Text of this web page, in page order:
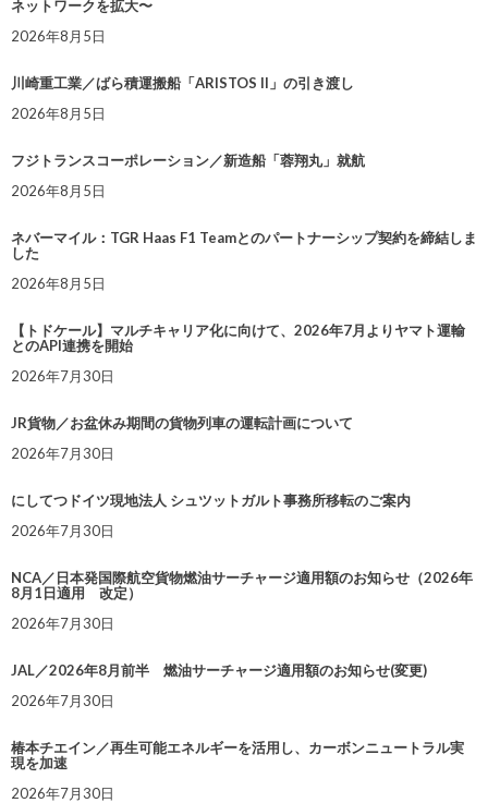
ネットワークを拡大〜
2026年8月5日
川崎重工業／ばら積運搬船「ARISTOS II」の引き渡し
2026年8月5日
フジトランスコーポレーション／新造船「蓉翔丸」就航
2026年8月5日
ネバーマイル：TGR Haas F1 Teamとのパートナーシップ契約を締結しま
した
2026年8月5日
【トドケール】マルチキャリア化に向けて、2026年7月よりヤマト運輸
とのAPI連携を開始
2026年7月30日
JR貨物／お盆休み期間の貨物列車の運転計画について
2026年7月30日
にしてつドイツ現地法人 シュツットガルト事務所移転のご案内
2026年7月30日
NCA／日本発国際航空貨物燃油サーチャージ適用額のお知らせ（2026年
8月1日適用 改定）
2026年7月30日
JAL／2026年8月前半 燃油サーチャージ適用額のお知らせ(変更)
2026年7月30日
椿本チエイン／再生可能エネルギーを活用し、カーボンニュートラル実
現を加速
2026年7月30日